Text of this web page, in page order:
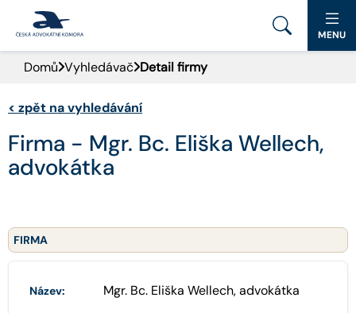
PORTÁL ČAK
DOMŮ
AKTUALITY
PRO VEŘEJNOST
MENU
Domů Vyhledávač Detail firmy
< zpět na vyhledávání
Firma - Mgr. Bc. Eliška Wellech,
advokátka
FIRMA
Název: Mgr. Bc. Eliška Wellech, advokátka